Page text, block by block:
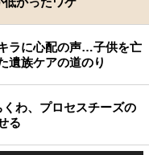
ラに心配の声…子供を亡
遺族ケアの道のり
わ、プロセスチーズの
る